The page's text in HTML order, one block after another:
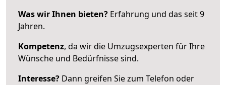
Was wir Ihnen bieten? Erfahrung und das seit 9
Jahren.
Kompetenz, da wir die Umzugsexperten für Ihre
Wünsche und Bedürfnisse sind.
Interesse? Dann greifen Sie zum Telefon oder